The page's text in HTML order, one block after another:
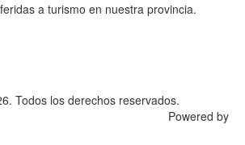
a turismo en nuestra provincia.
Todos los derechos reservados.
Powered by